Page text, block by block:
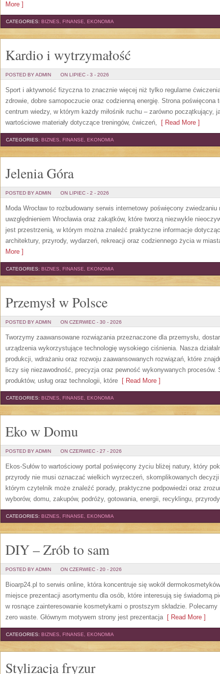
More ]
CATEGORIES: BIZNES, FINANSE, EKONOMIA
Kardio i wytrzymałość
POSTED BY ADMIN ON LIPIEC - 3 - 2026
Sport i aktywność fizyczna to znacznie więcej niż tylko regularne
zdrowie, dobre samopoczucie oraz codzienną energię. Strona poświęcona
centrum wiedzy, w którym każdy miłośnik ruchu – zarówno początkujący,
wartościowe materiały dotyczące treningów, ćwiczeń, [ Read More ]
CATEGORIES: BIZNES, FINANSE, EKONOMIA
Jelenia Góra
POSTED BY ADMIN ON LIPIEC - 2 - 2026
Moda Wrocław to rozbudowany serwis internetowy poświęcony
uwzględnieniem Wrocławia oraz zakątków, które tworzą niezwykle
jest przestrzenią, w którym można znaleźć praktyczne informacje
architektury, przyrody, wydarzeń, rekreacji oraz codziennego życia w
More ]
CATEGORIES: BIZNES, FINANSE, EKONOMIA
Przemysł w Polsce
POSTED BY ADMIN ON CZERWIEC - 30 - 2026
Tworzymy zaawansowane rozwiązania przeznaczone dla przemysłu,
urządzenia wykorzystujące technologię wysokiego ciśnienia. Nasza
produkcji, wdrażaniu oraz rozwoju zaawansowanych rozwiązań, które
liczy się niezawodność, precyzja oraz pewność wykonywanych procesów.
produktów, usług oraz technologii, które [ Read More ]
CATEGORIES: BIZNES, FINANSE, EKONOMIA
Eko w Domu
POSTED BY ADMIN ON CZERWIEC - 27 - 2026
Ekos-Sułów to wartościowy portal poświęcony życiu bliżej natury, który
przyrody nie musi oznaczać wielkich wyrzeczeń, skomplikowanych
którym czytelnik może znaleźć porady, praktyczne podpowiedzi oraz
wyborów, domu, zakupów, podróży, gotowania, energii, recyklingu,
CATEGORIES: BIZNES, FINANSE, EKONOMIA
DIY – Zrób to sam
POSTED BY ADMIN ON CZERWIEC - 20 - 2026
Bioarp24.pl to serwis online, która koncentruje się wokół
miejsce prezentacji asortymentu dla osób, które interesują się świadomą
w rosnące zainteresowanie kosmetykami o prostszym składzie. Polecamy
zero waste. Głównym motywem strony jest prezentacja[ Read More ]
CATEGORIES: BIZNES, FINANSE, EKONOMIA
Stylizacja fryzur